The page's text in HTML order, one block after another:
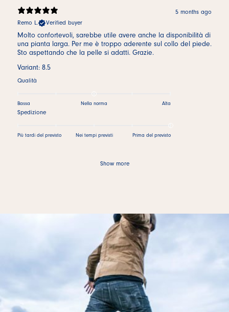
5 months ago
Remo L.
Verified buyer
Molto confortevoli, sarebbe utile avere anche la disponibilità di
una pianta larga. Per me è troppo aderente sul collo del piede.
Sto aspettando che la pelle si adatti. Grazie.
Variant: 8.5
Qualità
Bassa Nella norma Alta
Spedizione
Più tardi del previsto Nei tempi previsti Prima del previsto
Show more